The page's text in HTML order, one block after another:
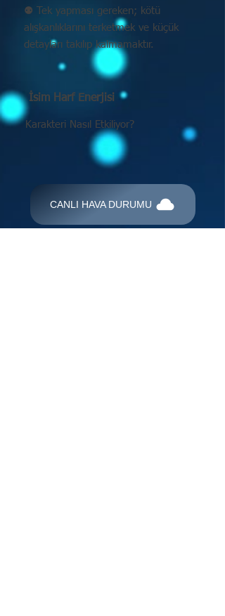
⚉ Tek yapması gereken; kötü
alışkanlıklarını terketmek ve küçük
detayları takılıp kalmamaktır.
İsim Harf Enerjisi
Karakteri Nasıl Etkiliyor?
CANLI HAVA DURUMU